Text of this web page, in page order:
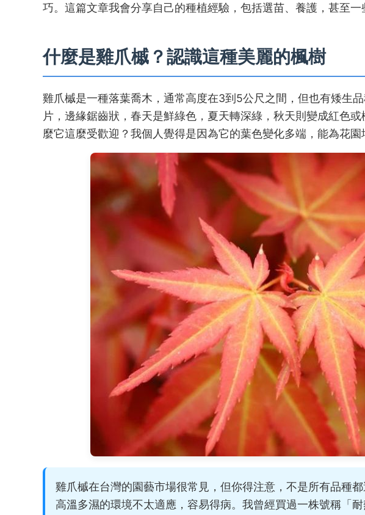
巧。這篇文章我會分享自己的種植經驗，包括選苗、養護，甚至一
什麼是雞爪槭？認識這種美麗的楓樹
雞爪槭是一種落葉喬木，通常高度在3到5公尺之間，但也有矮生
片，邊緣鋸齒狀，春天是鮮綠色，夏天轉深綠，秋天則變成紅色
麼它這麼受歡迎？我個人覺得是因為它的葉色變化多端，能為花園
雞爪槭在台灣的園藝市場很常見，但你得注意，不是所有品種
高溫多濕的環境不太適應，容易得病。我曾經買過一株號稱「